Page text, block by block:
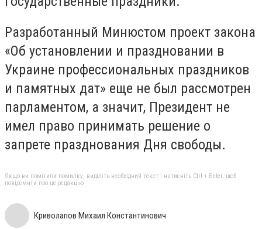
Разработанный Минюстом проект закона
«Об установлении и праздновании в
Украине профессиональных праздников
и памятных дат» еще не был рассмотрен
парламентом, а значит, Президент не
имел право принимать решение о
запрете празднования Дня свободы.
Якщо ви помітили помилку, виділіть необхідний текст і натисніть Ctrl + Enter, щоб
повідомити про це редакцію
Криволапов Михаил Константинович